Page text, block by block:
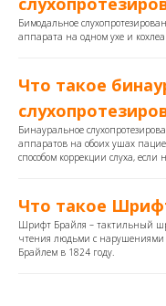
Бимодальное
аппарата на одном ухе и
Что такое
Бинауральное
аппаратов на обоих ушах
способом коррекции слуха,
Что такое
Шрифт Брайля – тактильный
чтения людьми с нарушениями
Брайлем в 1824 году.